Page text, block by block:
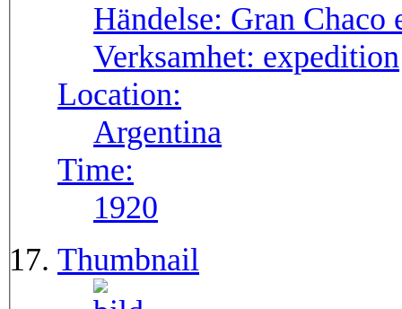
Händelse: Gran Chaco
Verksamhet: expedition
Location:
Argentina
Time:
1920
Thumbnail